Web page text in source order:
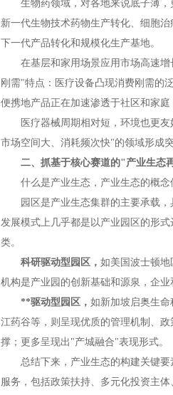
生物药领域，对各地来说底子薄
新一代生物技术药物生产转化、细胞
下一代产品转化和规模化生产基地。
在基层和家用场景应用市场高速
刚需"特点：医疗设备凸现消费刚需的
便携地产品正在加速渗透于社区和家
医疗器械周期相对短，环境也更
市场空间大、消耗频次快"的领域形成
二、抓基于核心赛道的"产业生态
什么是产业生态，产业生态的概
园区是产业生态集群的主要承载
发展模式上几乎都是以产业园区的形
类。
科研驱动型园区， 如美国波士顿
机构是产业园的创新基础和源泉，企
**驱动型园区， 如新加坡启奥生
江药谷等，则呈现优质的管理机制、
撑；更多呈现出"产城融合"表现形式。
总结下来，产业生态的构建关键
服务，包括政策扶持、多元化投资主